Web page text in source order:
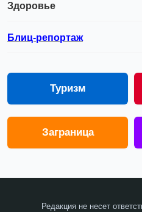
Здоровье
Блиц-репортаж
Туризм
Заграница
Редакция не несет